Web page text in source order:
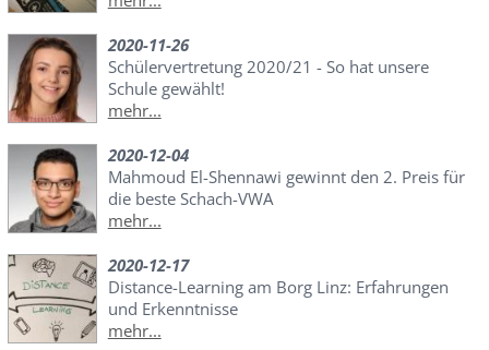
2020-11-26
Schülervertretung 2020/21 - So hat unsere
Schule gewählt!
mehr...
2020-12-04
Mahmoud El-Shennawi gewinnt den 2. Preis für
die beste Schach-VWA
mehr...
2020-12-17
Distance-Learning am Borg Linz: Erfahrungen
und Erkenntnisse
mehr...